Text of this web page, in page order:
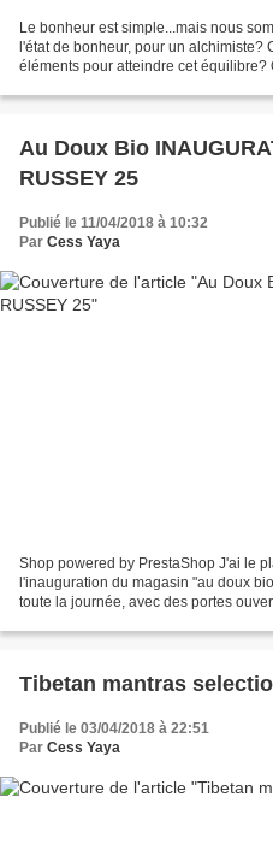
Le bonheur est simple...mais nous
l'état de bonheur, pour un alchimiste?
éléments pour atteindre cet équilibre?
Au Doux Bio
RUSSEY 25
Publié le 11/04/2018 à 10:32
Par Cess Yaya
Shop powered by PrestaShop J'ai le
l'inauguration du magasin "au doux
toute la journée, avec des portes
Tibetan mantras
Publié le 03/04/2018 à 22:51
Par Cess Yaya